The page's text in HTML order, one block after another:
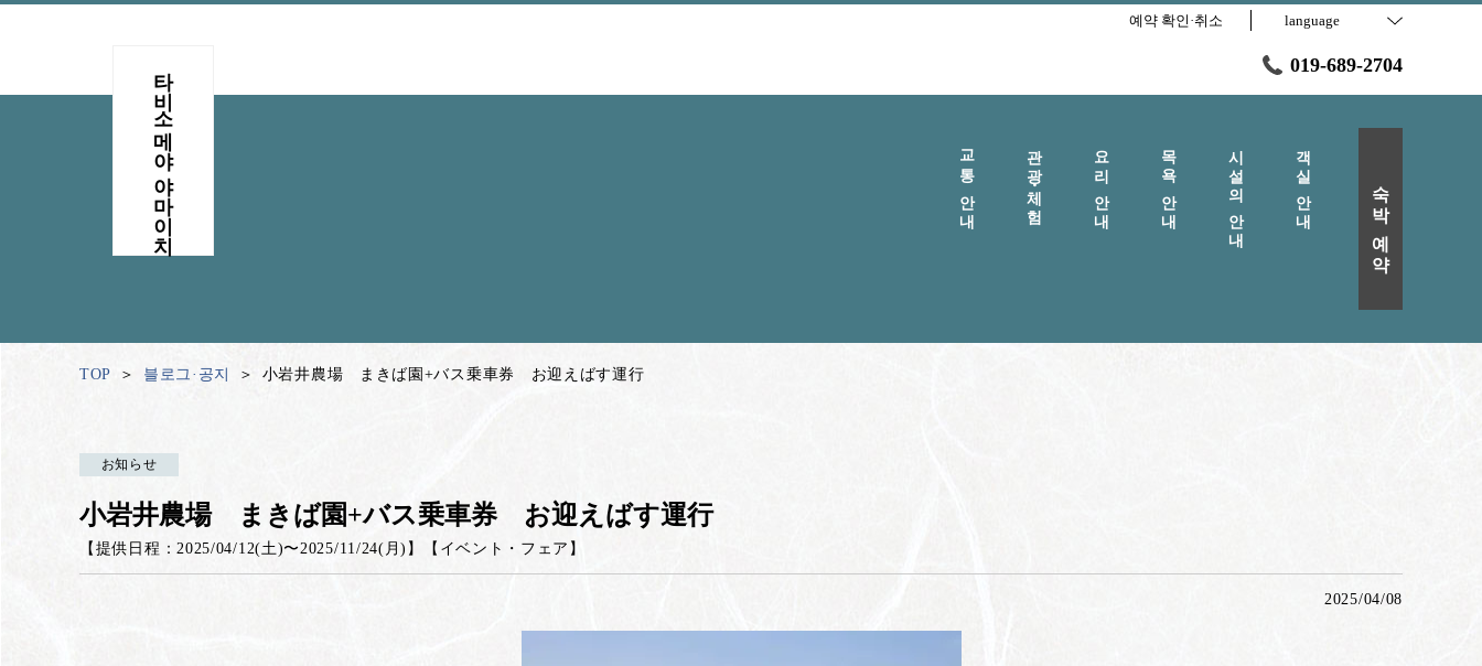
예약 확인·취소 language
타비소메야 야마이치 019-689-2704
객실 안내
시설의 안내
목욕 안내
요리 안내
관광・체험
교통 안내 숙박 예약
TOP 블로그·공지 小岩井農場 まきば園+バス乗車券 お迎えばす運行
お知らせ
小岩井農場 まきば園+バス乗車券 お迎えばす運行
【提供日程：2025/04/12(土)〜2025/11/24(月) 】 【 イベント・フェア 】
2025/04/08